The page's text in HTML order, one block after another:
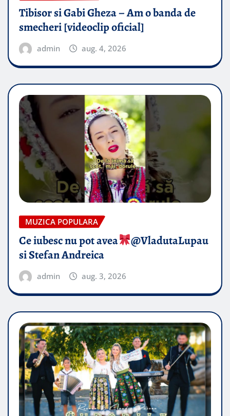
Tibisor si Gabi Gheza – Am o banda de
smecheri [videoclip oficial]
admin aug. 4, 2026
MUZICA POPULARA
Ce iubesc nu pot avea
​@VladutaLupau
si Stefan Andreica
admin aug. 3, 2026